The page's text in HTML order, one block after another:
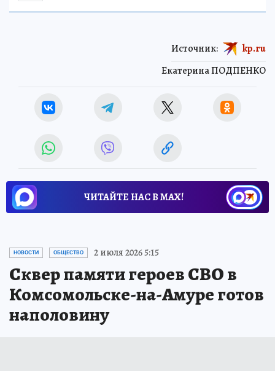
Екатерина ПОДПЕНКО
Источник: kp.ru
ЧИТАЙТЕ НАС В МАХ!
НОВОСТИ ОБЩЕСТВО 2 июля 2026 5:15
Сквер памяти героев СВО в
Комсомольске-на-Амуре готов
наполовину